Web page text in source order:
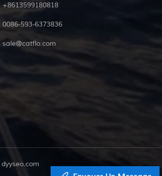
+8613599180818
0086-593-6373836
sale@catflo.com
dyyseo.com